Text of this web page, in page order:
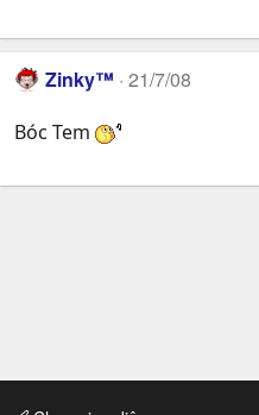
Zinky™ 21/7/08
Bóc Tem